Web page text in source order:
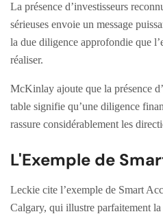
La présence d’investisseurs
sérieuses envoie un message
la due diligence approfondie que
réaliser.
McKinlay ajoute que la présence
table signifie qu’une diligence
rassure considérablement les
L'Exemple de
Leckie cite l’exemple de Smart
Calgary, qui illustre parfaitement